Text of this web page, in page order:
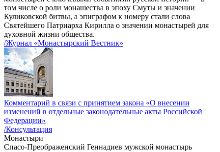
том числе о роли монашества в эпоху Смуты и значении
Куликовской битвы, а эпиграфом к номеру стали слова
Святейшего Патриарха Кирилла о значении монастырей для
духовной жизни общества.
/Журнал «Монастырский Вестник»
Комментарий в связи с принятием закона «О внесении
изменений в отдельные законодательные акты Российской
Федерации»
/Консультация
Монастыри
Спасо-Преображенский Геннадиев мужской монастырь